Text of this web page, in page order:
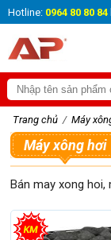
Hotline: 0964 80 80 84
Trang chủ / Máy
Máy xông hơi
Bán may xong